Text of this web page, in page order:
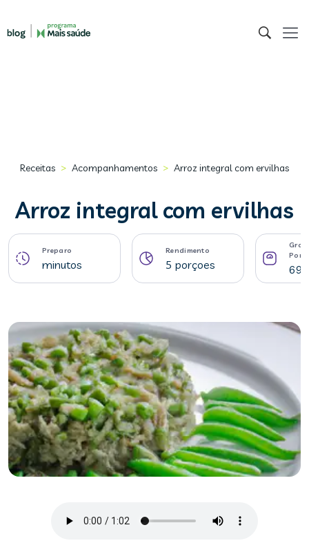
Receitas > Acompanhamentos > Arroz integral com ervilhas
Arroz integral com ervilhas
Preparo
minutos
Rendimento
5 porçoes 69